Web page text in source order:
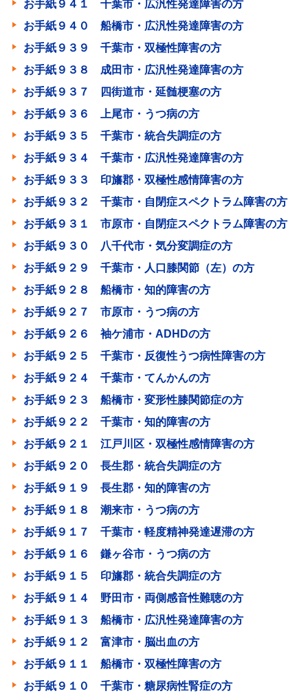
お手紙９４１ 千葉市・広汎性発達障害の方
お手紙９４０ 船橋市・広汎性発達障害の方
お手紙９３９ 千葉市・双極性障害の方
お手紙９３８ 成田市・広汎性発達障害の方
お手紙９３７ 四街道市・延髄梗塞の方
お手紙９３６ 上尾市・うつ病の方
お手紙９３５ 千葉市・統合失調症の方
お手紙９３４ 千葉市・広汎性発達障害の方
お手紙９３３ 印旛郡・双極性感情障害の方
お手紙９３２ 千葉市・自閉症スペクトラム障害の方
お手紙９３１ 市原市・自閉症スペクトラム障害の方
お手紙９３０ 八千代市・気分変調症の方
お手紙９２９ 千葉市・人口膝関節（左）の方
お手紙９２８ 船橋市・知的障害の方
お手紙９２７ 市原市・うつ病の方
お手紙９２６ 袖ケ浦市・ADHDの方
お手紙９２５ 千葉市・反復性うつ病性障害の方
お手紙９２４ 千葉市・てんかんの方
お手紙９２３ 船橋市・変形性膝関節症の方
お手紙９２２ 千葉市・知的障害の方
お手紙９２１ 江戸川区・双極性感情障害の方
お手紙９２０ 長生郡・統合失調症の方
お手紙９１９ 長生郡・知的障害の方
お手紙９１８ 潮来市・うつ病の方
お手紙９１７ 千葉市・軽度精神発達遅滞の方
お手紙９１６ 鎌ヶ谷市・うつ病の方
お手紙９１５ 印旛郡・統合失調症の方
お手紙９１４ 野田市・両側感音性難聴の方
お手紙９１３ 船橋市・広汎性発達障害の方
お手紙９１２ 富津市・脳出血の方
お手紙９１１ 船橋市・双極性障害の方
お手紙９１０ 千葉市・糖尿病性腎症の方